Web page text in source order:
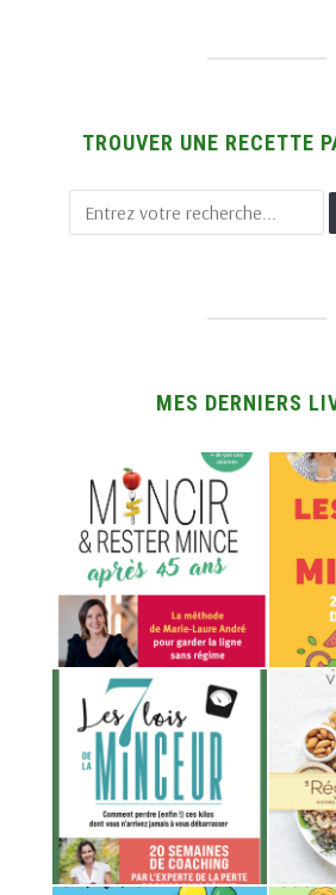
TROUVER UNE RECETTE
MES DERNIERS